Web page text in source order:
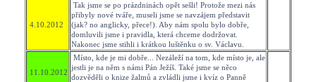
4.10.2012
Tak jsme se po prázdninách opět sešli! Protože mezi nás
přibyly nové tváře, museli jsme se navzájem představit
(jak? no anglicky, přece!). Aby nám spolu bylo dobře,
domluvili jsme i pravidla, která chceme dodržovat.
Nakonec jsme stihli i krátkou luštěnku o sv. Václavu.
11.10.2012
Místo, kde je mi dobře... Nezáleží na tom, kde místo je, ale
jestli je na něm s námi Pán Ježíš. Také jsme se něco
dozvěděli o knize žalmů a zvládli jsme i kvíz o Panně